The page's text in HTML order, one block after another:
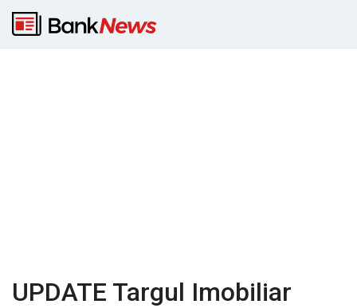
UPDATE Targul Imobiliar